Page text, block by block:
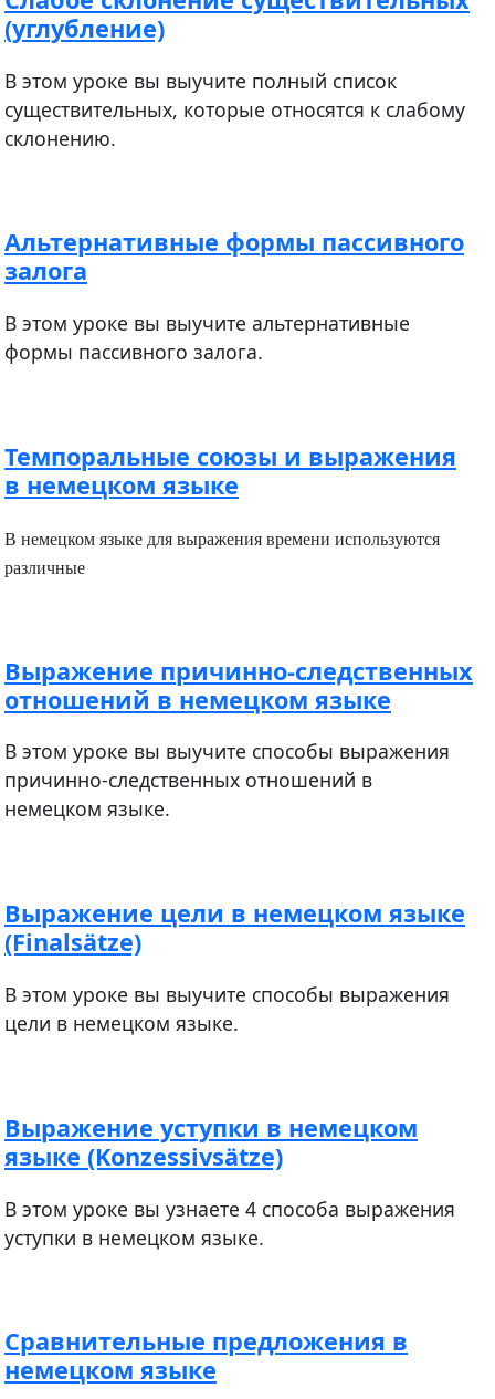
(углубление)
В этом уроке вы выучите полный список
существительных, которые относятся к слабому
склонению.
Альтернативные формы пассивного
залога
В этом уроке вы выучите альтернативные
формы пассивного залога.
Темпоральные союзы и выражения
в немецком языке
В немецком языке для выражения времени используются
различные
Выражение причинно-следственных
отношений в немецком языке
В этом уроке вы выучите способы выражения
причинно-следственных отношений в
немецком языке.
Выражение цели в немецком языке
(Finalsätze)
В этом уроке вы выучите способы выражения
цели в немецком языке.
Выражение уступки в немецком
языке (Konzessivsätze)
В этом уроке вы узнаете 4 способа выражения
уступки в немецком языке.
Сравнительные предложения в
немецком языке